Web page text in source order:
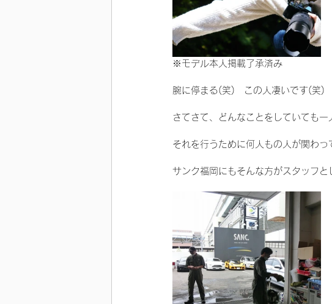
※モデル本人掲載了承済み
腕に停まる(笑)　この人凄いです(笑)
さてさて、どんなことをしていても一
それを行うために何人もの人が関わっ
サンク福岡にもそんな方がスタッフと